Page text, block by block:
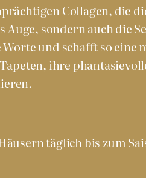
Collagen, die
sondern auch die
und schafft so
ihre
täglich bis zum